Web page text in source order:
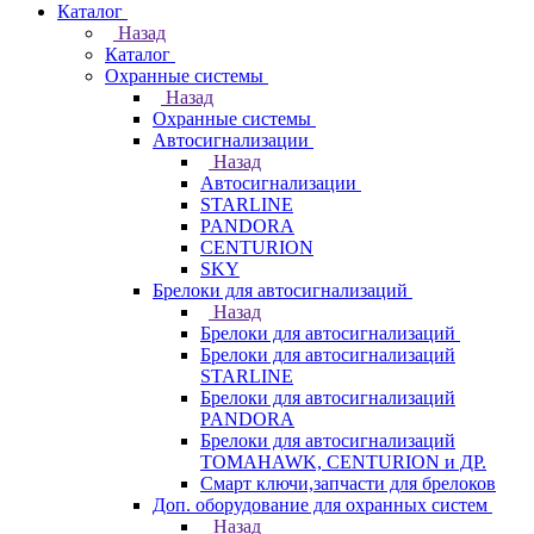
Каталог
Назад
Каталог
Охранные системы
Назад
Охранные системы
Автосигнализации
Назад
Автосигнализации
STARLINE
PANDORA
CENTURION
SKY
Брелоки для автосигнализаций
Назад
Брелоки для автосигнализаций
Брелоки для автосигнализаций
STARLINE
Брелоки для автосигнализаций
PANDORA
Брелоки для автосигнализаций
TOMAHAWK, CENTURION и ДР.
Смарт ключи,запчасти для брелоков
Доп. оборудование для охранных систем
Назад